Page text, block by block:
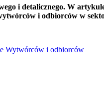
i detalicznego. W
i odbiorców w
Wytwórców i odbiorców